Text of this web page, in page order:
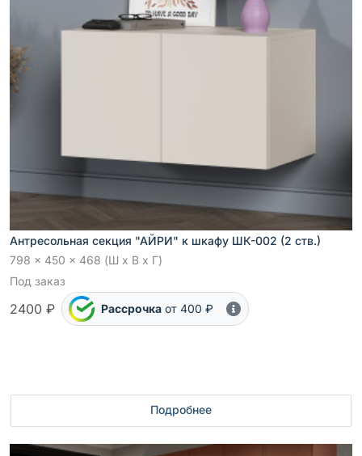
Антресольная секция "АЙРИ" к шкафу ШК-002 (2 ств.)
798 x 450 x 468 (Ш x В x Г)
Под заказ
2400 ₽ Рассрочка от 400 ₽
Подробнее